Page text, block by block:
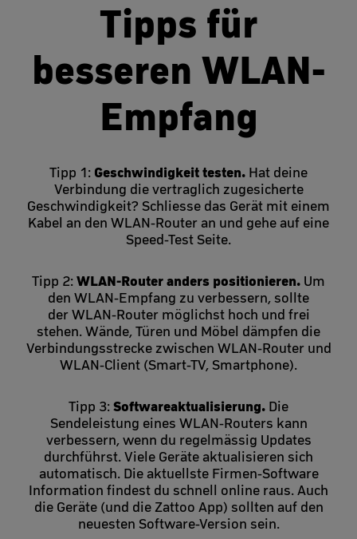
Tipps für
besseren WLAN-
Empfang
Tipp 1: Geschwindigkeit testen. Hat deine
Verbindung die vertraglich zugesicherte
Geschwindigkeit? Schliesse das Gerät mit einem
Kabel an den WLAN-Router an und gehe auf eine
Speed-Test Seite.
Tipp 2: WLAN-Router anders positionieren. Um
den WLAN-Empfang zu verbessern, sollte
der WLAN-Router möglichst hoch und frei
stehen. Wände, Türen und Möbel dämpfen die
Verbindungsstrecke zwischen WLAN-Router und
WLAN-Client (Smart-TV, Smartphone).
Tipp 3: Softwareaktualisierung. Die
Sendeleistung eines WLAN-Routers kann
verbessern, wenn du regelmässig Updates
durchführst. Viele Geräte aktualisieren sich
automatisch. Die aktuellste Firmen-Software
Information findest du schnell online raus. Auch
die Geräte (und die Zattoo App) sollten auf den
neuesten Software-Version sein.